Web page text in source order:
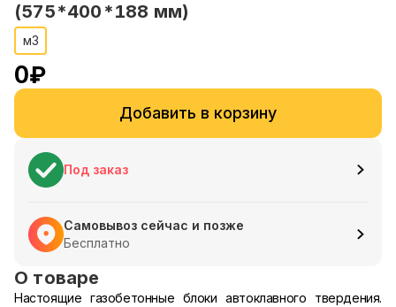
(575*400*188 мм)
м3
0₽
Добавить в корзину
Под заказ
Самовывоз сейчас и позже
Бесплатно
О товаре
Настоящие газобетонные блоки автоклавного твердения.